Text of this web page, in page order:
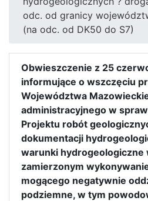
odc. od granicy
(na odc. od DK50 do S7)
Obwieszczenie z 25
informujące o wszczęciu
Województwa
administracyjnego w
Projektu robót
dokumentacji
warunki hydrogeologiczne
zamierzonym
mogącego negatywnie
podziemne, w tym